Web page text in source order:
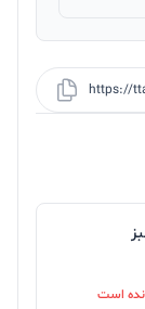
https://